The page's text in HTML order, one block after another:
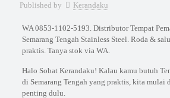
Published by Kerandaku
WA 0853-1102-5193. Distributor Tempat
Semarang Tengah Stainless Steel. Roda &
praktis. Tanya stok via WA.
Halo Sobat Kerandaku! Kalau kamu butuh
di Semarang Tengah yang praktis, kita mulai
penting dulu.